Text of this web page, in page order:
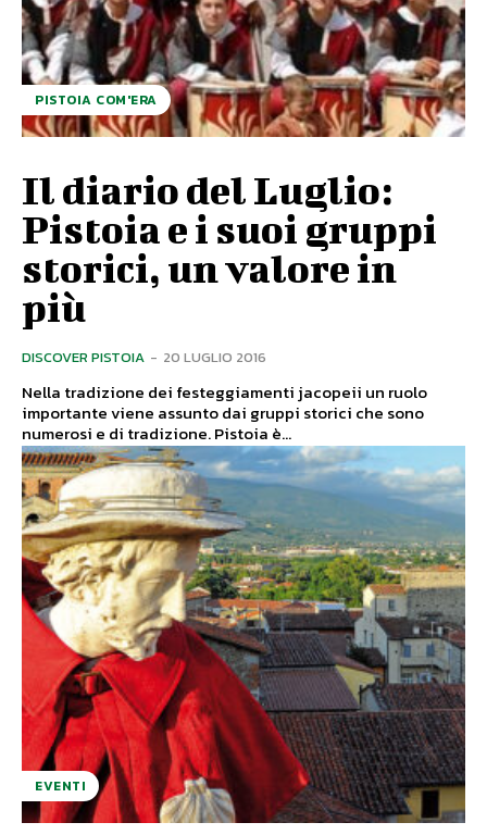
PISTOIA COM'ERA
Il diario del Luglio:
Pistoia e i suoi gruppi
storici, un valore in
più
DISCOVER PISTOIA - 20 LUGLIO 2016
Nella tradizione dei festeggiamenti jacopeii un ruolo
importante viene assunto dai gruppi storici che sono
numerosi e di tradizione. Pistoia è...
EVENTI